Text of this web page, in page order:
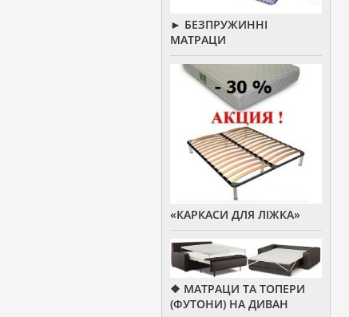
► БЕЗПРУЖИННІ
МАТРАЦИ
«КАРКАСИ ДЛЯ ЛІЖКА»
❖ МАТРАЦИ ТА ТОПЕРИ
(ФУТОНИ) НА ДИВАН